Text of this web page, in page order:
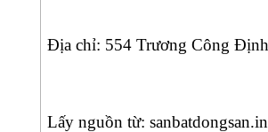
Địa chỉ: 554 Trương Công
Lấy nguồn từ: